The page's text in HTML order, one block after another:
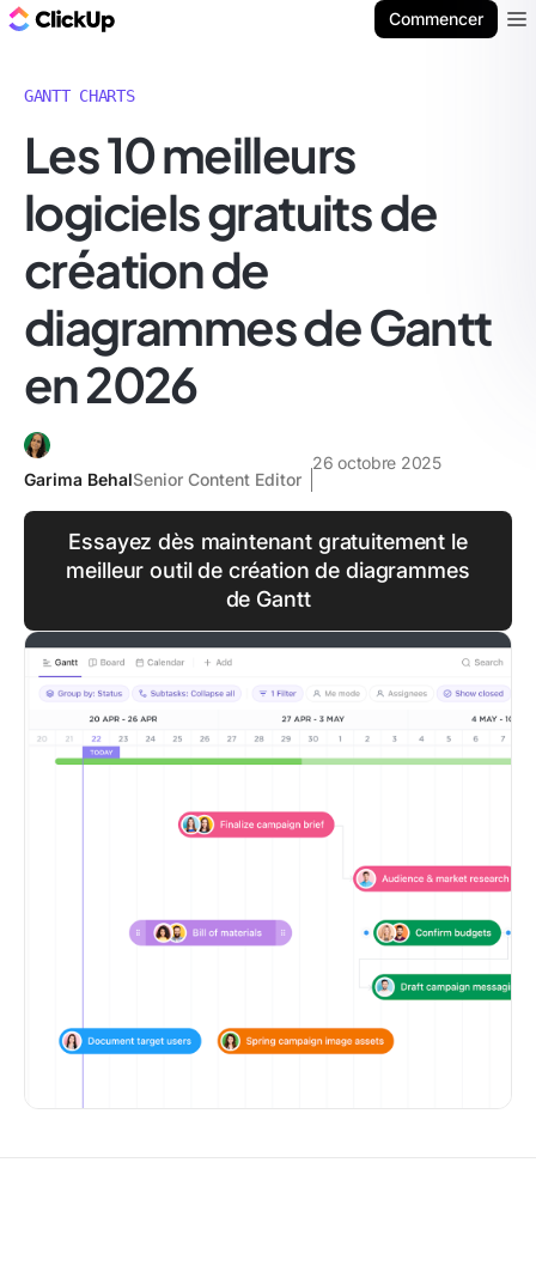
Commencer
GANTT CHARTS
Les 10 meilleurs
logiciels gratuits de
création de
diagrammes de Gantt
en 2026
Garima BehalSenior Content Editor
26 octobre 2025
Essayez dès maintenant gratuitement le
meilleur outil de création de diagrammes
de Gantt